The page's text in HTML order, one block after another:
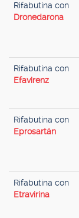
Rifabutina con
Dronedarona
Rifabutina con
Efavirenz
Rifabutina con
Eprosartán
Rifabutina con
Etravirina